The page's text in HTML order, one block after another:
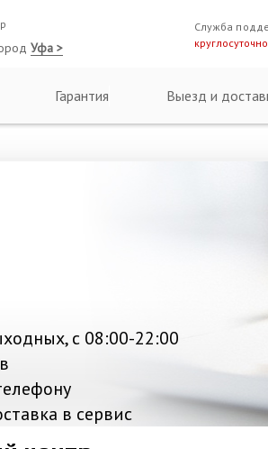
Уфа >
Служба
Гарантия Выезд и
с 08:00-22:00
в сервис